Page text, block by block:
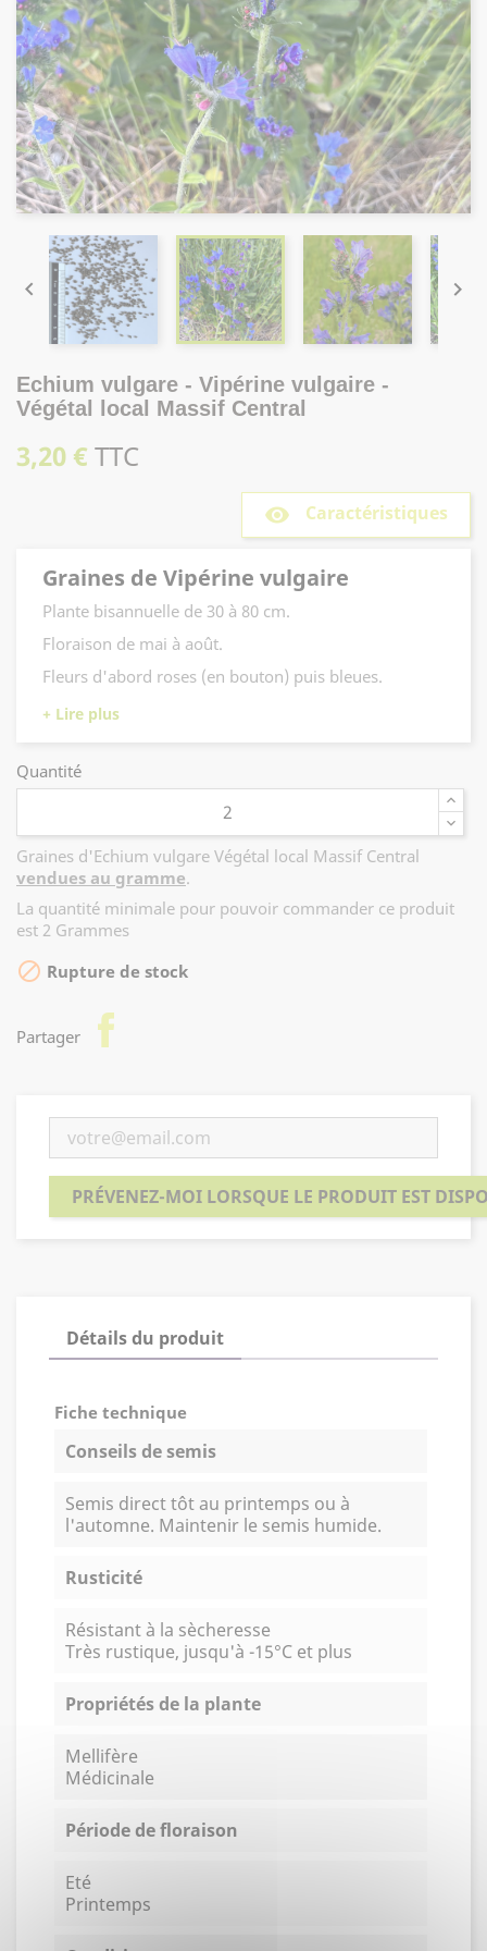
 
Echium vulgare - Vipérine vulgaire -
Végétal local Massif Central
3,20 €TTC
remove_red_eye Caractéristiques
Graines de Vipérine vulgaire
Plante bisannuelle de 30 à 80 cm.
Floraison de mai à août.
Fleurs d'abord roses (en bouton) puis bleues.
C'est une plante mellifère.
collectées en région Massif Central
et bénéficient de la Marque "Végétal Local".
Pour en savoir davantage sur le Végétal Local,
découvrez notre article sur le blog encliquant
ici.
Quantité
Graines d'Echium vulgare Végétal local Massif Central
vendues au gramme.
La quantité minimale pour pouvoir commander ce produit
est 2 Grammes
 Rupture de stock
Partager facebook
PRÉVENEZ-MOI LORSQUE LE PRODUIT EST
Détails du produit
Fiche technique
Conseils de semis
Semis direct tôt au printemps ou à
l'automne. Maintenir le semis humide.
Rusticité
Résistant à la sècheresse
Très rustique, jusqu'à -15°C et plus
Propriétés de la plante
Mellifère
Médicinale
Période de floraison
Eté
Printemps